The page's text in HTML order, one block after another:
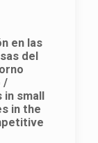
en las
del
/
in small
in the